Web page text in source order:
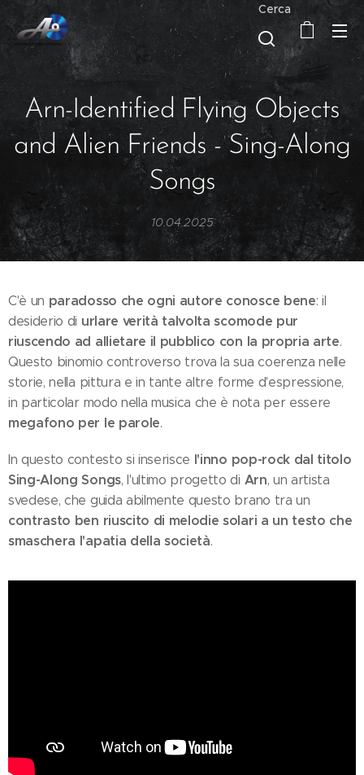
Cerca
Arn-Identified Flying Objects
and Alien Friends - Sing-Along
Songs
10.04.2025
C'è un paradosso che ogni autore conosce bene: il
desiderio di urlare verità talvolta scomode pur
riuscendo ad allietare il pubblico con la propria arte.
Questo binomio controverso trova la sua coerenza nelle
storie, nella pittura e in tante altre forme d'espressione,
in particolar modo nella musica che è nota per essere
megafono per le parole.
In questo contesto si inserisce l'inno pop-rock dal titolo
Sing-Along Songs, l'ultimo progetto di Arn, un artista
svedese, che guida abilmente questo brano tra un
contrasto ben riuscito di melodie solari a un testo che
smaschera l'apatia della società.